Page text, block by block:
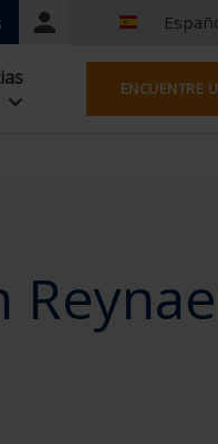
Nuestros
Holandés -
Francés -
Holandés -
Francés -
Alemán -
ENCUENTRE